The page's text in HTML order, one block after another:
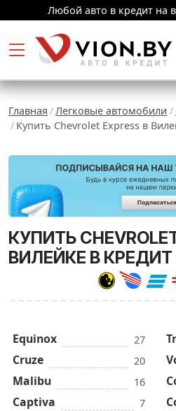
Любой авто в кредит на
Главная Легковые автомобили
Купить Chevrolet Express в
КУПИТЬ
ВИЛЕЙКЕ В КРЕДИТ
Equinox 27
Cruze 20
Malibu 16
Captiva 7